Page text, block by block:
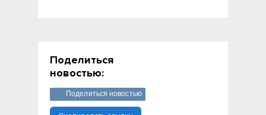
Поделиться
новостью:
Поделиться новостью